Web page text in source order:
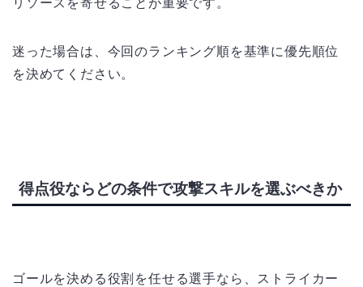
迷った場合は、今回のランキング順を基準に優先順位
を決めてください。
得点役ならどの条件で攻撃スキルを選ぶべきか
ゴールを決める役割を任せる選手なら、ストライカー